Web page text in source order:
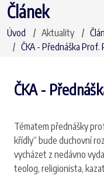
Článek
Úvod Aktuality
ČKA - Přednáška Prof.
ČKA -
Tématem přednášky
křídly“ bude duchovní
vycházet z nedávno
teolog, religionista,